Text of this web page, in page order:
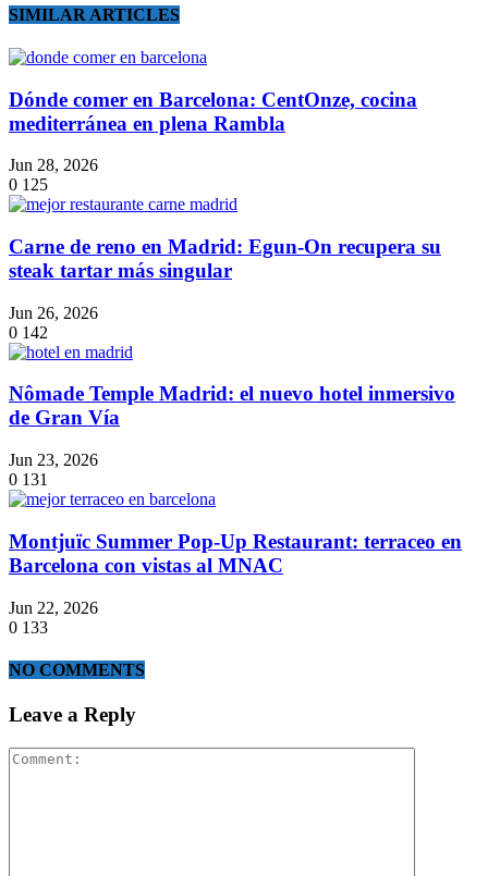
SIMILAR ARTICLES
Dónde comer en Barcelona: CentOnze, cocina
mediterránea en plena Rambla
Jun 28, 2026
0 125
Carne de reno en Madrid: Egun-On recupera su
steak tartar más singular
Jun 26, 2026
0 142
Nômade Temple Madrid: el nuevo hotel inmersivo
de Gran Vía
Jun 23, 2026
0 131
Montjuïc Summer Pop-Up Restaurant: terraceo en
Barcelona con vistas al MNAC
Jun 22, 2026
0 133
NO COMMENTS
Leave a Reply